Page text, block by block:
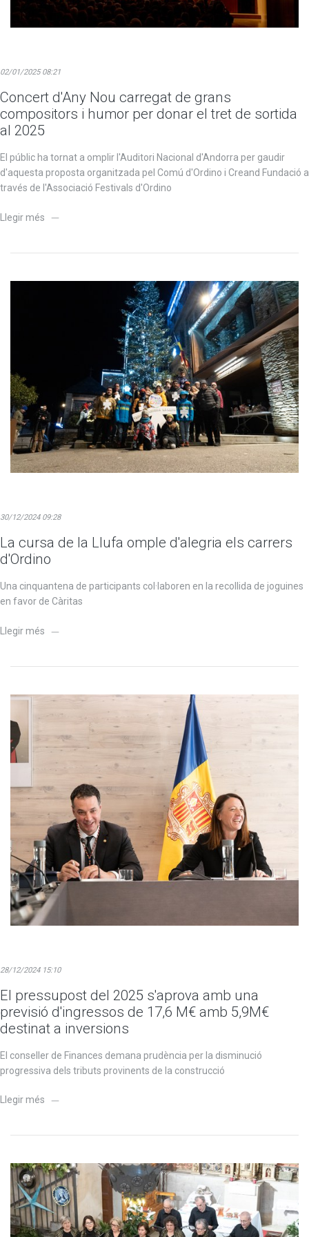
02/01/2025 08:21
Concert d'Any Nou carregat de grans
compositors i humor per donar el tret de sortida
al 2025
El públic ha tornat a omplir l'Auditori Nacional d'Andorra per gaudir
d'aquesta proposta organitzada pel Comú d'Ordino i Creand Fundació a
través de l'Associació Festivals d'Ordino
Llegir més
30/12/2024 09:28
La cursa de la Llufa omple d'alegria els carrers
d'Ordino
Una cinquantena de participants col·laboren en la recollida de joguines
en favor de Càritas
Llegir més
28/12/2024 15:10
El pressupost del 2025 s'aprova amb una
previsió d'ingressos de 17,6 M€ amb 5,9M€
destinat a inversions
El conseller de Finances demana prudència per la disminució
progressiva dels tributs provinents de la construcció
Llegir més